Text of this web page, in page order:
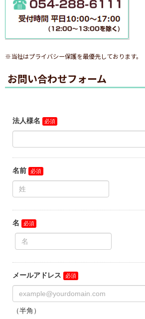
※当社はプライバシー保護を最優先しております。
お問い合わせフォーム